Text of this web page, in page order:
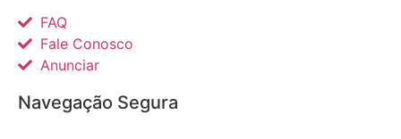
FAQ
Fale Conosco
Anunciar
Navegação Segura